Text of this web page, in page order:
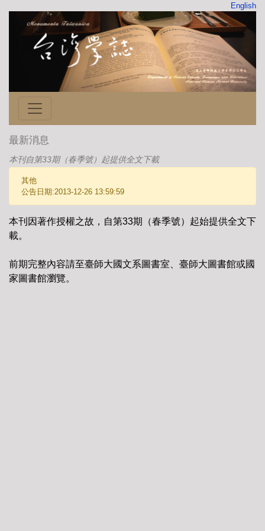
English
最新消息
本刊自第33期（春季號）起提供全文下載
其他
公告日期:2013-12-26 13:59:59
本刊因著作授權之故，自第33期（春季號）起始提供全文下
載。
前期完整內容請至臺師大國文系圖書室、臺師大圖書館或國
家圖書館瀏覽。